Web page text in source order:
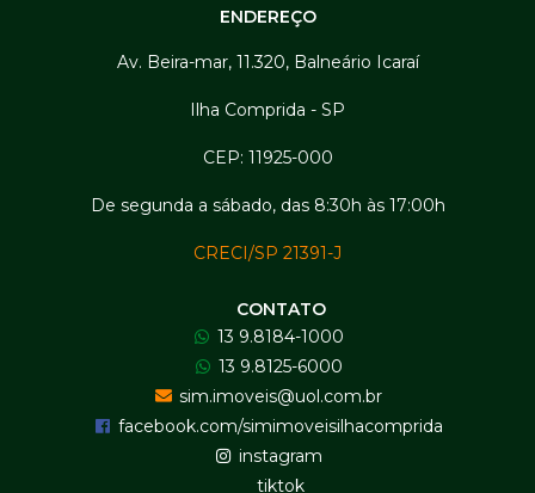
ENDEREÇO
Av. Beira-mar, 11.320, Balneário Icaraí
Ilha Comprida - SP
CEP: 11925-000
De segunda a sábado, das 8:30h às 17:00h
CRECI/SP 21391-J
CONTATO
13 9.8184-1000
13 9.8125-6000
sim.imoveis@uol.com.br
facebook.com/simimoveisilhacomprida
instagram
tiktok